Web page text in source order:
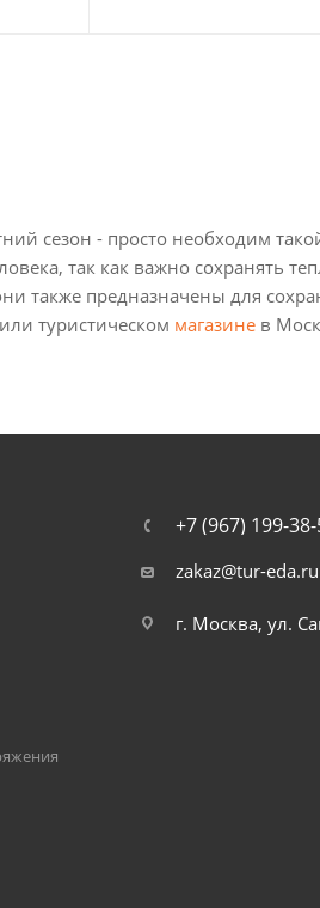
сезон - просто необходим
так как важно сохранять
также предназначены для
или туристическом магазине в
+7 (967) 199-
zakaz@tur-eda.ru
г. Москва, ул.